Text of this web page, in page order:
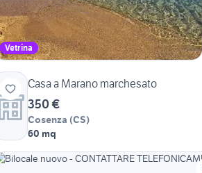
Vetrina
Casa a Marano marchesato
350 €
Cosenza (CS)
60 mq